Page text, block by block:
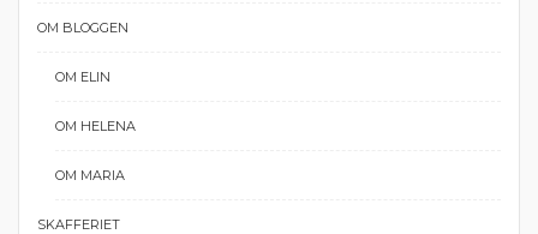
OM BLOGGEN
OM ELIN
OM HELENA
OM MARIA
SKAFFERIET